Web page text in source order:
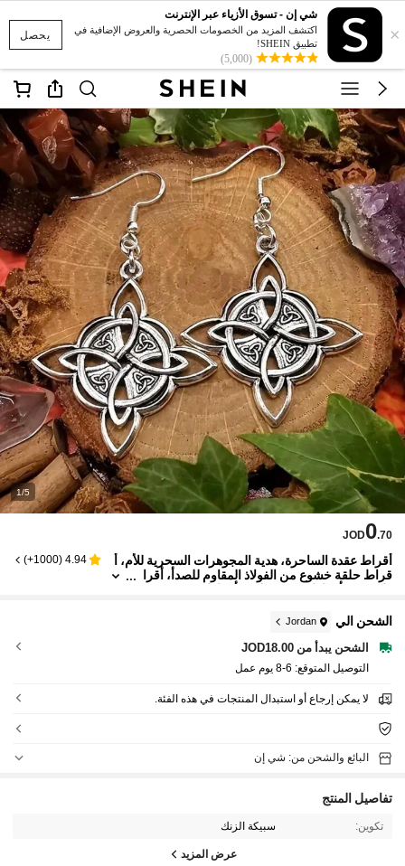
يحصل ×
شي إن - تسوق الأزياء عبر الإنترنت
اكتشف المزيد من الخصومات الحصرية والعروض الإضافية في
تطبيق SHEIN!
(5,000)
1/5
JOD0.70
أقراط عقدة الساحرة، هدية المجوهرات السحرية للأم، أ
قراط حلقة خشوع من الفولاذ المقاوم للصدأ، أقرا
ن، أم، عيد الأم، عيد الأم
4.94
(
1000+
)
الشحن الي Jordan
الشحن يبدأ من JOD18.00
التوصيل المتوقع: 6-8 يوم عمل
لا يمكن إرجاع أو استبدال المنتجات في هذه الفئة.
البائع والشحن من: شي إن
تفاصيل المنتج
تكوين: سبيكة الزنك
عرض المزيد